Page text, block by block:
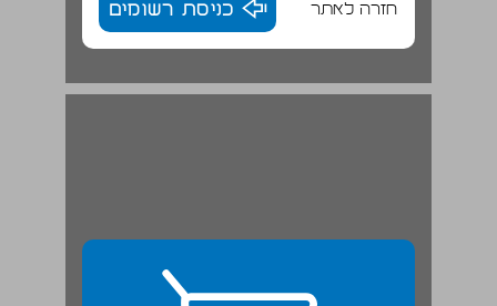
חזרה לאתר כניסת רשומים
יצחק בן-אהרון ... 17